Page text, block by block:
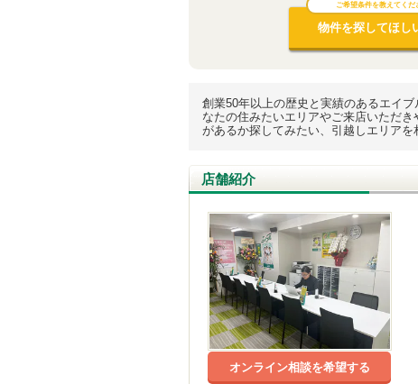
物件を探してほし
ご希望条件を教えてくだ
創業50年以上の歴史と実績のあるエイ
なたの住みたいエリアやご来店いただ
があるか探してみたい、引越しエリア
店舗紹介
オンライン相談を希望する